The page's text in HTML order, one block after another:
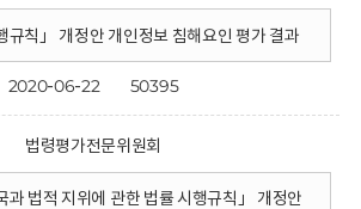
규칙」 개정안 개인정보 침해요인 평가 결과
2020-06-22 50395
법령평가전문위원회
과 법적 지위에 관한 법률 시행규칙」 개정안